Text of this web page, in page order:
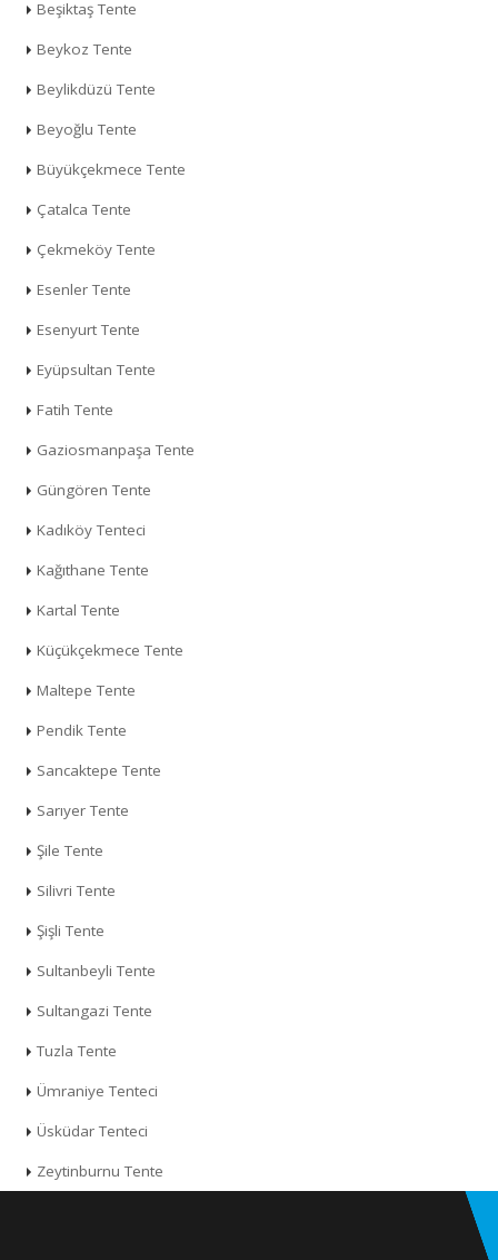
Beşiktaş Tente
Beykoz Tente
Beylikdüzü Tente
Beyoğlu Tente
Büyükçekmece Tente
Çatalca Tente
Çekmeköy Tente
Esenler Tente
Esenyurt Tente
Eyüpsultan Tente
Fatih Tente
Gaziosmanpaşa Tente
Güngören Tente
Kadıköy Tenteci
Kağıthane Tente
Kartal Tente
Küçükçekmece Tente
Maltepe Tente
Pendik Tente
Sancaktepe Tente
Sarıyer Tente
Şile Tente
Silivri Tente
Şişli Tente
Sultanbeyli Tente
Sultangazi Tente
Tuzla Tente
Ümraniye Tenteci
Üsküdar Tenteci
Zeytinburnu Tente